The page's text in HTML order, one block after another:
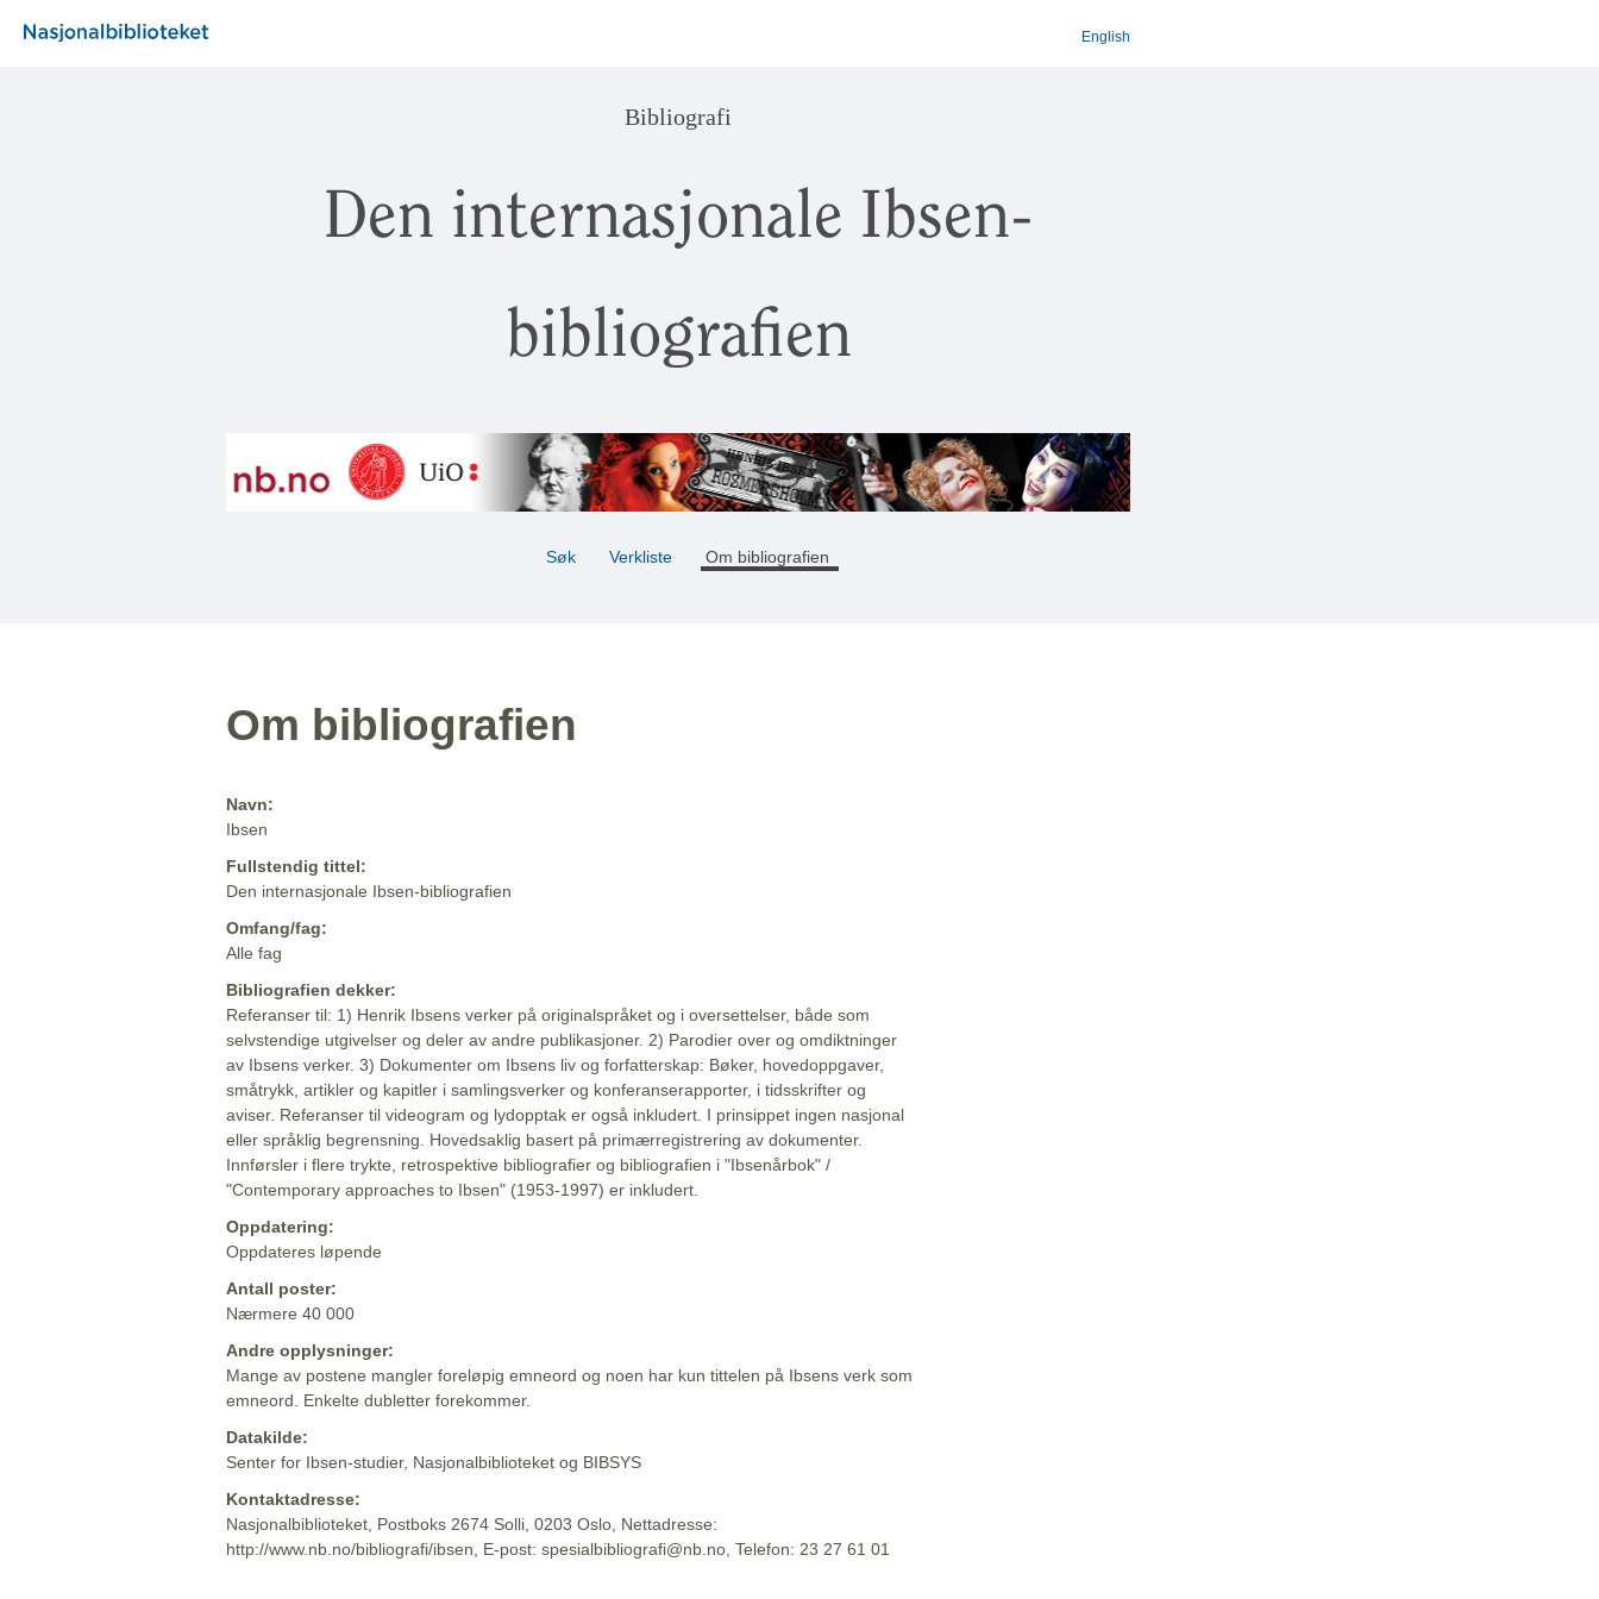
English
Bibliografi
Den internasjonale Ibsen-
bibliografien
Søk Verkliste Om bibliografien
Om bibliografien
Navn:
Ibsen
Fullstendig tittel:
Den internasjonale Ibsen-bibliografien
Omfang/fag:
Alle fag
Bibliografien dekker:
Referanser til: 1) Henrik Ibsens verker på originalspråket og i oversettelser, både som
selvstendige utgivelser og deler av andre publikasjoner. 2) Parodier over og omdiktninger
av Ibsens verker. 3) Dokumenter om Ibsens liv og forfatterskap: Bøker, hovedoppgaver,
småtrykk, artikler og kapitler i samlingsverker og konferanserapporter, i tidsskrifter og
aviser. Referanser til videogram og lydopptak er også inkludert. I prinsippet ingen nasjonal
eller språklig begrensning. Hovedsaklig basert på primærregistrering av dokumenter.
Innførsler i flere trykte, retrospektive bibliografier og bibliografien i "Ibsenårbok" /
"Contemporary approaches to Ibsen" (1953-1997) er inkludert.
Oppdatering:
Oppdateres løpende
Antall poster:
Nærmere 40 000
Andre opplysninger:
Mange av postene mangler foreløpig emneord og noen har kun tittelen på Ibsens verk som
emneord. Enkelte dubletter forekommer.
Datakilde:
Senter for Ibsen-studier, Nasjonalbiblioteket og BIBSYS
Kontaktadresse:
Nasjonalbiblioteket, Postboks 2674 Solli, 0203 Oslo, Nettadresse:
http://www.nb.no/bibliografi/ibsen, E-post: spesialbibliografi@nb.no, Telefon: 23 27 61 01